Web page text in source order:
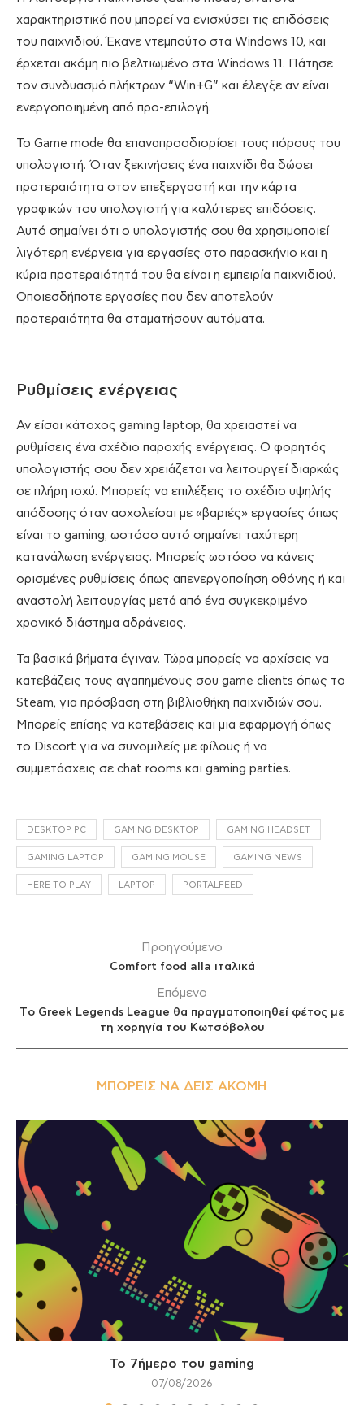
χαρακτηριστικό που μπορεί να ενισχύσει τις επιδόσεις
του παιχνιδιού. Έκανε ντεμπούτο στα Windows 10, και
έρχεται ακόμη πιο βελτιωμένο στα Windows 11. Πάτησε
τον συνδυασμό πλήκτρων “Win+G” και έλεγξε αν είναι
ενεργοποιημένη από προ-επιλογή.
Το Game mode θα επαναπροσδιορίσει τους πόρους του
υπολογιστή. Όταν ξεκινήσεις ένα παιχνίδι θα δώσει
προτεραιότητα στον επεξεργαστή και την κάρτα
γραφικών του υπολογιστή για καλύτερες επιδόσεις.
Αυτό σημαίνει ότι ο υπολογιστής σου θα χρησιμοποιεί
λιγότερη ενέργεια για εργασίες στο παρασκήνιο και η
κύρια προτεραιότητά του θα είναι η εμπειρία παιχνιδιού.
Οποιεσδήποτε εργασίες που δεν αποτελούν
προτεραιότητα θα σταματήσουν αυτόματα.
Ρυθμίσεις ενέργειας
Αν είσαι κάτοχος gaming laptop, θα χρειαστεί να
ρυθμίσεις ένα σχέδιο παροχής ενέργειας. Ο φορητός
υπολογιστής σου δεν χρειάζεται να λειτουργεί διαρκώς
σε πλήρη ισχύ. Μπορείς να επιλέξεις το σχέδιο υψηλής
απόδοσης όταν ασχολείσαι με «βαριές» εργασίες όπως
είναι το gaming, ωστόσο αυτό σημαίνει ταχύτερη
κατανάλωση ενέργειας. Μπορείς ωστόσο να κάνεις
ορισμένες ρυθμίσεις όπως απενεργοποίηση οθόνης ή και
αναστολή λειτουργίας μετά από ένα συγκεκριμένο
χρονικό διάστημα αδράνειας.
Τα βασικά βήματα έγιναν. Τώρα μπορείς να αρχίσεις να
κατεβάζεις τους αγαπημένους σου game clients όπως το
Steam, για πρόσβαση στη βιβλιοθήκη παιχνιδιών σου.
Μπορείς επίσης να κατεβάσεις και μια εφαρμογή όπως
το Discort για να συνομιλείς με φίλους ή να
συμμετάσχεις σε chat rooms και gaming parties.
DESKTOP PC GAMING DESKTOP GAMING HEADSET
GAMING LAPTOP GAMING MOUSE GAMING NEWS
HERE TO PLAY LAPTOP PORTALFEED
Προηγούμενο
Comfort food alla ιταλικά
Επόμενο
Tο Greek Legends League θα πραγματοποιηθεί φέτος με
τη χορηγία του Κωτσόβολου
ΜΠΟΡΕΊΣ ΝΑ ΔΕΙΣ ΑΚΌΜΗ
Το 7ήμερο του gaming
07/08/2026